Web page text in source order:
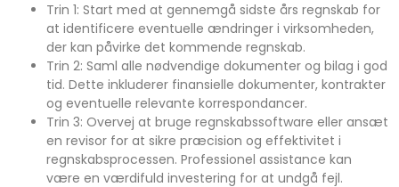
Trin 1: Start med at gennemgå sidste års regnskab for
at identificere eventuelle ændringer i virksomheden,
der kan påvirke det kommende regnskab.
Trin 2: Saml alle nødvendige dokumenter og bilag i god
tid. Dette inkluderer finansielle dokumenter, kontrakter
og eventuelle relevante korrespondancer.
Trin 3: Overvej at bruge regnskabssoftware eller ansæt
en revisor for at sikre præcision og effektivitet i
regnskabsprocessen. Professionel assistance kan
være en værdifuld investering for at undgå fejl.